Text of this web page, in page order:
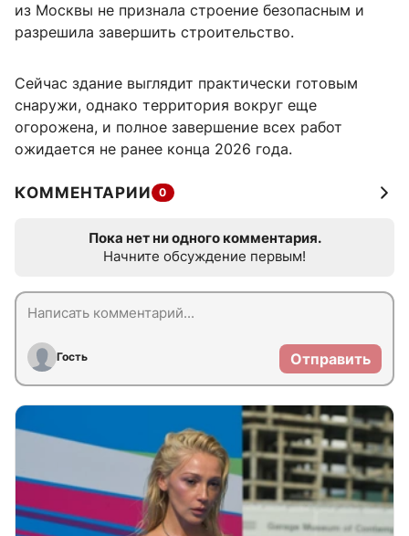
из Москвы не признала строение безопасным и
разрешила завершить строительство.
Сейчас здание выглядит практически готовым
снаружи, однако территория вокруг еще
огорожена, и полное завершение всех работ
ожидается не ранее конца 2026 года.
КОММЕНТАРИИ 0
Пока нет ни одного комментария.
Начните обсуждение первым!
Гость Отправить